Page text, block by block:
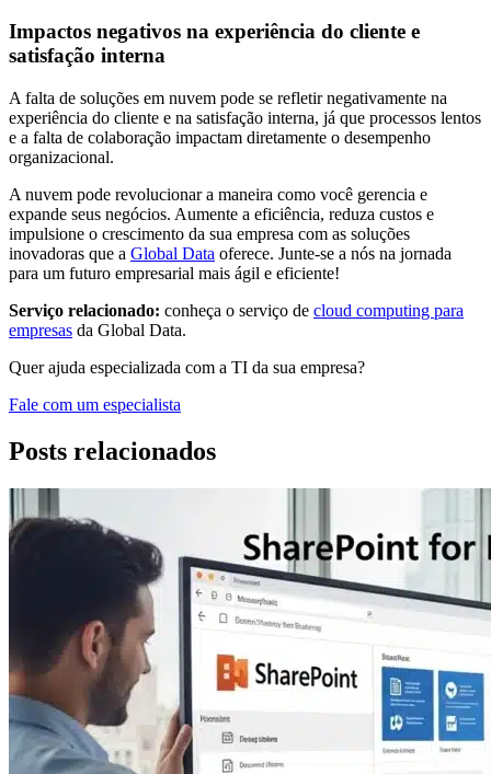
Impactos negativos na experiência do cliente e
satisfação interna
A falta de soluções em nuvem pode se refletir negativamente na
experiência do cliente e na satisfação interna, já que processos lentos
e a falta de colaboração impactam diretamente o desempenho
organizacional.
A nuvem pode revolucionar a maneira como você gerencia e
expande seus negócios. Aumente a eficiência, reduza custos e
impulsione o crescimento da sua empresa com as soluções
inovadoras que a Global Data oferece. Junte-se a nós na jornada
para um futuro empresarial mais ágil e eficiente!
Serviço relacionado: conheça o serviço de cloud computing para
empresas da Global Data.
Quer ajuda especializada com a TI da sua empresa?
Fale com um especialista
Posts relacionados